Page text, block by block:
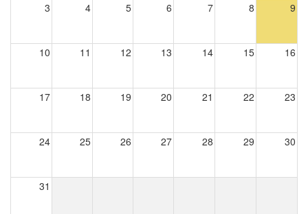
3 4 5 6 7 8 9
10 11 12 13 14 15 16
17 18 19 20 21 22 23
24 25 26 27 28 29 30
31